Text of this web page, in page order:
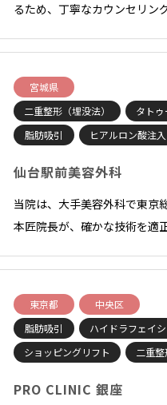
るため、丁寧なカウンセリ
宮城県
二重整形（埋没法）
タト
脂肪吸引
ヒアルロン酸注入
仙台駅前美容外科
当院は、大手美容外科で東京
本匠院長が、確かな技術を適
東京都
中央区
脂肪吸引
ハイドラフェイ
ショッピングリフト
二重整
PRO CLINIC 銀座